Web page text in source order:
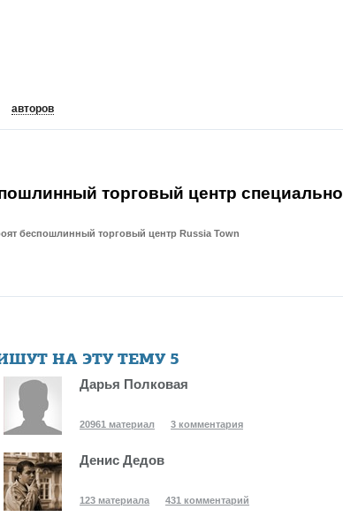
авторов
торговый центр специально
беспошлинный торговый центр Russia Town
НА ЭТУ ТЕМУ 5
Дарья Полковая
20961 материал 3 комментария
Денис Дедов
123 материала 431 комментарий